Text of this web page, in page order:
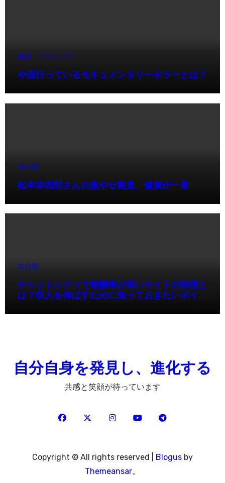
趣味・アウトドア
今流行っているモキュメンタリーホラーとは？
未分類
松本幸四郎さんの激やせ報道、健康が一番
未分類
チャットレディで報酬率が高いサイトの特徴と
は？収入を伸ばすために知っておきたいポイン
自分自身を発見し、進化する
共感と笑顔が待っています
Copyright © All rights reserved Blogus by
Themeansar。